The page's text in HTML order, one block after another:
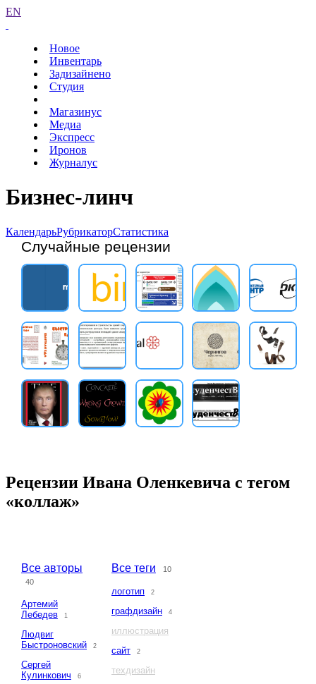
EN
Новое
Инвентарь
Задизайнено
Студия
Магазинус
Медиа
Экспресс
Иронов
Журналус
Бизнес-линч
КалендарьРубрикаторСтатистика
Случайные рецензии
Рецензии Ивана Оленкевича с тегом
«коллаж»
Все авторы
40
Артемий
Лебедев
1
Людвиг
Быстроновский
2
Сергей
Кулинкович
6
Все теги 10
логотип 2
графдизайн 4
иллюстрация
сайт
2
техдизайн